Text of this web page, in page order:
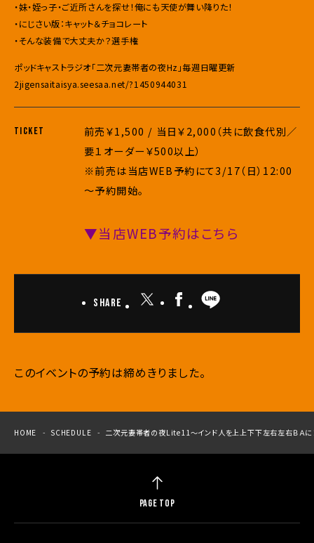
・妹・姪っ子・ご近所さんを探せ！俺にも天使が舞い降りた！
・にじさい版：キャット＆チョコレート
・そんな装備で大丈夫か？選手権
ポッドキャストラジオ「二次元妻帯者の夜Hz」毎週日曜更新
2jigensaitaisya.seesaa.net/?1450944031
TICKET
前売￥1,500 / 当日￥2,000（共に飲食代別／
要１オーダー￥500以上）
※前売は当店WEB予約にて3/17（日）12:00
～予約開始。
▼当店WEB予約はこちら
Share
このイベントの予約は締めきりました。
HOME SCHEDULE 二次元妻帯者の夜Lite11～インド人を上上下下左右左右ＢＡに
PAGE TOP